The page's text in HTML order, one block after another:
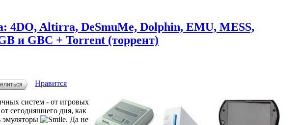
4DO, Altirra, DeSmuMe, Dolphin, EMU, MESS,
и GBC + Torrent (торрент)
Нравится
систем - от игровых
сегодняшнего дня, как
эмуляторы
. Да не